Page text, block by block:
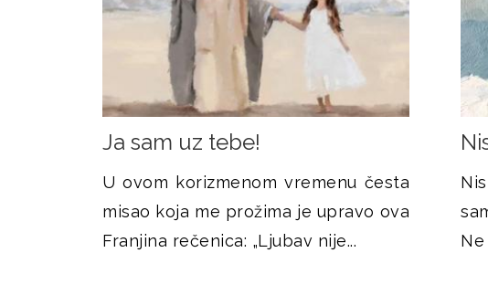
Ja sam uz tebe!
U ovom korizmenom vremenu česta
misao koja me prožima je upravo ova
Franjina rečenica: „Ljubav nije...
Ne